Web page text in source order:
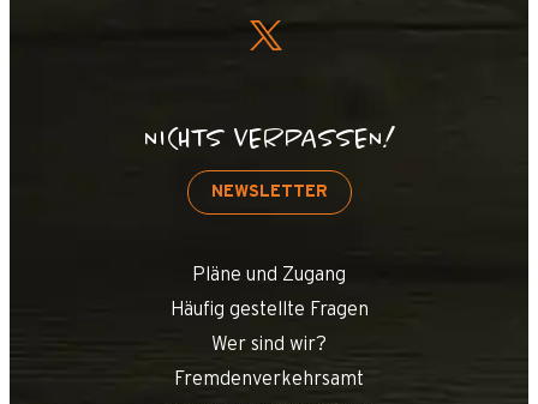
NICHTS VERPASSEN!
NEWSLETTER
Pläne und Zugang
Häufig gestellte Fragen
Wer sind wir?
Fremdenverkehrsamt